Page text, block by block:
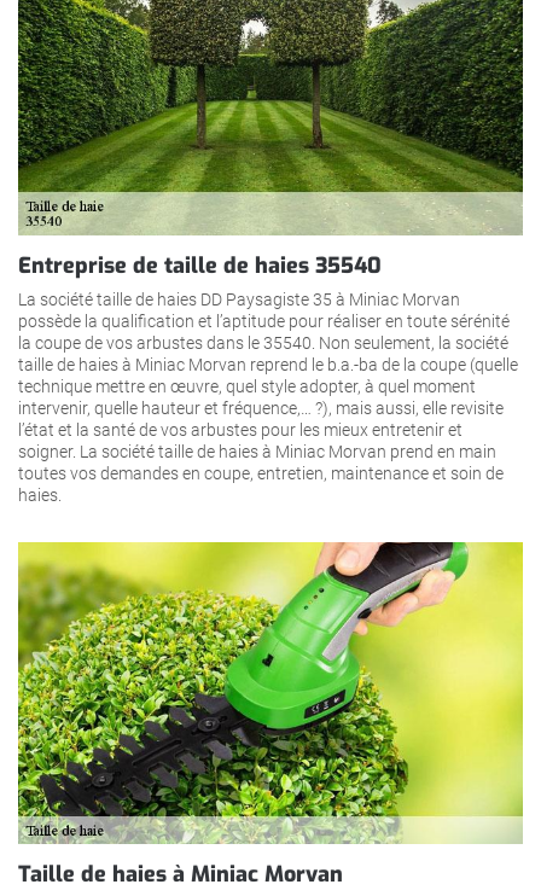
Entreprise de taille de haies 35540
La société taille de haies DD Paysagiste 35 à Miniac Morvan
possède la qualification et l’aptitude pour réaliser en toute sérénité
la coupe de vos arbustes dans le 35540. Non seulement, la société
taille de haies à Miniac Morvan reprend le b.a.-ba de la coupe (quelle
technique mettre en œuvre, quel style adopter, à quel moment
intervenir, quelle hauteur et fréquence,… ?), mais aussi, elle revisite
l’état et la santé de vos arbustes pour les mieux entretenir et
soigner. La société taille de haies à Miniac Morvan prend en main
toutes vos demandes en coupe, entretien, maintenance et soin de
haies.
Taille de haies à Miniac Morvan